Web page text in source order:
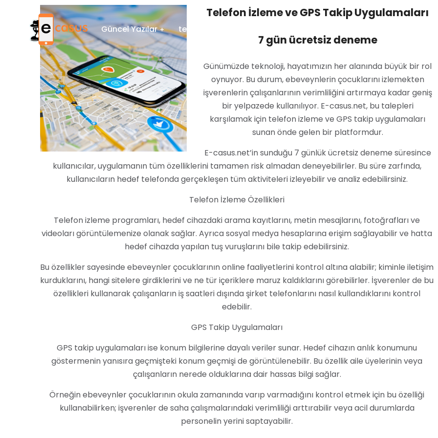
Güncel Yazılar telefon dinleme programı
Telefon İzleme ve GPS Takip Uygulamaları
7 gün ücretsiz deneme
Günümüzde teknoloji, hayatımızın her alanında büyük bir rol
oynuyor. Bu durum, ebeveynlerin çocuklarını izlemekten
işverenlerin çalışanlarının verimliliğini artırmaya kadar geniş
bir yelpazede kullanılıyor. E-casus.net, bu talepleri
karşılamak için telefon izleme ve GPS takip uygulamaları
sunan önde gelen bir platformdur.
E-casus.net’in sunduğu 7 günlük ücretsiz deneme süresince
kullanıcılar, uygulamanın tüm özelliklerini tamamen risk almadan deneyebilirler. Bu süre zarfında,
kullanıcıların hedef telefonda gerçekleşen tüm aktiviteleri izleyebilir ve analiz edebilirsiniz.
Telefon İzleme Özellikleri
Telefon izleme programları, hedef cihazdaki arama kayıtlarını, metin mesajlarını, fotoğrafları ve
videoları görüntülemenize olanak sağlar. Ayrıca sosyal medya hesaplarına erişim sağlayabilir ve hatta
hedef cihazda yapılan tuş vuruşlarını bile takip edebilirsiniz.
Bu özellikler sayesinde ebeveynler çocuklarının online faaliyetlerini kontrol altına alabilir; kiminle iletişim
kurduklarını, hangi sitelere girdiklerini ve ne tür içeriklere maruz kaldıklarını görebilirler. İşverenler de bu
özellikleri kullanarak çalışanların iş saatleri dışında şirket telefonlarını nasıl kullandıklarını kontrol
edebilir.
GPS Takip Uygulamaları
GPS takip uygulamaları ise konum bilgilerine dayalı veriler sunar. Hedef cihazın anlık konumunu
göstermenin yanısıra geçmişteki konum geçmişi de görüntülenebilir. Bu özellik aile üyelerinin veya
çalışanların nerede olduklarına dair hassas bilgi sağlar.
Örneğin ebeveynler çocuklarının okula zamanında varıp varmadığını kontrol etmek için bu özelliği
kullanabilirken; işverenler de saha çalışmalarındaki verimliliği arttırabilir veya acil durumlarda
personelin yerini saptayabilir.